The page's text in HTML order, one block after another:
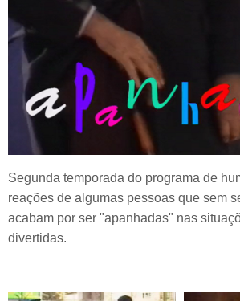
Segunda temporada do programa de
reações de algumas pessoas que sem
acabam por ser "apanhadas" nas
divertidas.